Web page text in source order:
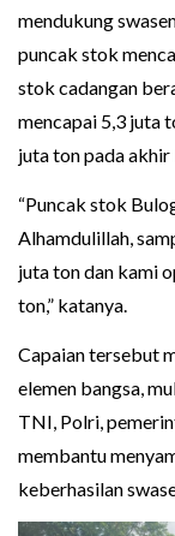
mendukung
puncak stok
stok cadangan
mencapai 5,3 juta
juta ton pada
“Puncak stok
Alhamdulillah,
juta ton dan kami
ton,” katanya.
Capaian tersebut
elemen bangsa,
TNI, Polri,
membantu
keberhasilan